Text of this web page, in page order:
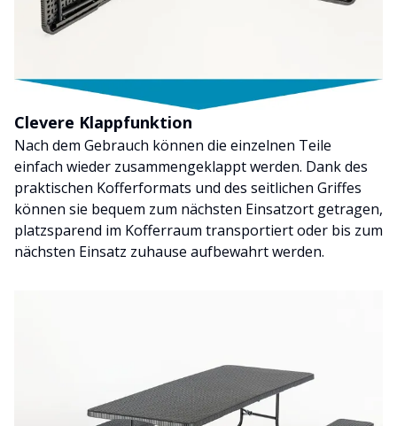
Clevere Klappfunktion
Nach dem Gebrauch können die einzelnen Teile
einfach wieder zusammengeklappt werden. Dank des
praktischen Kofferformats und des seitlichen Griffes
können sie bequem zum nächsten Einsatzort getragen,
platzsparend im Kofferraum transportiert oder bis zum
nächsten Einsatz zuhause aufbewahrt werden.